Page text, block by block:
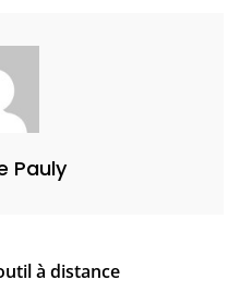
Pauly
à distance